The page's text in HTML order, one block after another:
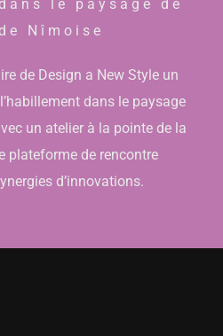
le paysage de
Nîmoise
de Design a New Style un
dans le paysage
un atelier à la pointe de la
plateforme de rencontre
d’innovations.